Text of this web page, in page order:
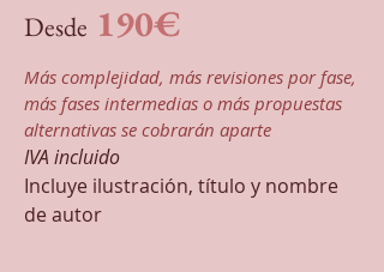
Desde 190€
Más complejidad, más revisiones por fase,
más fases intermedias o más propuestas
alternativas se cobrarán aparte
IVA incluido
Incluye ilustración, título y nombre
de autor